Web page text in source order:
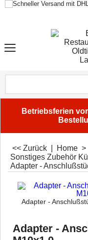
Betriebsferien
<< Zurück Home >
Sonstiges Zubehör
Adapter -
Adapter -
Adapter -